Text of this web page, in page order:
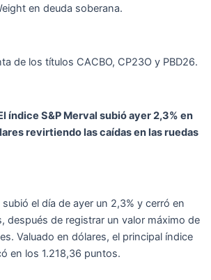
en deuda soberana.
de los títulos CACBO, CP23O y PBD26.
índice S&P Merval subió ayer 2,3% en
revirtiendo las caídas en las ruedas
subió el día de ayer un 2,3% y cerró en
después de registrar un valor máximo de
Valuado en dólares, el principal índice
en los 1.218,36 puntos.